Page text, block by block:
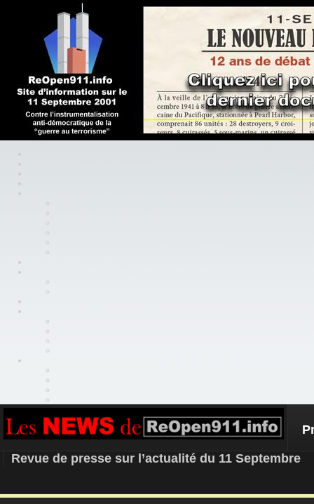
REOPEN911 – NEWS
Revue de presse sur l’actualité du 11 Septembre